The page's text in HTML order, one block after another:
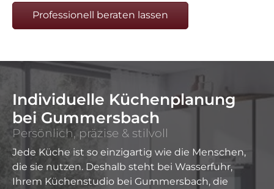
Professionell beraten lassen
Individuelle Küchenplanung
bei Gummersbach
Persönlich, präzise & stilvoll
Jede Küche ist so einzigartig wie die Menschen,
die sie nutzen. Deshalb steht bei Wasserfuhr,
Ihrem Küchenstudio bei Gummersbach, die